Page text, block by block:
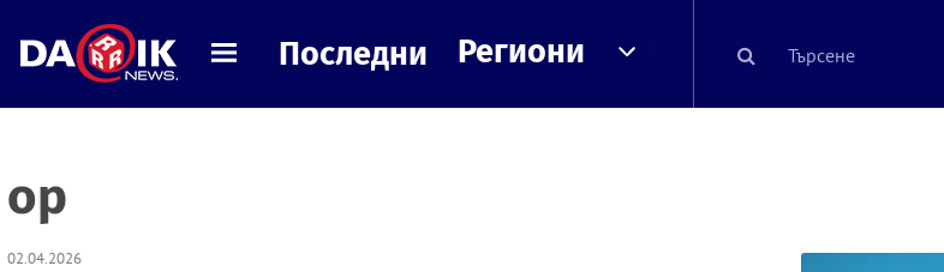
Последни Региони
ор
02.04.2026